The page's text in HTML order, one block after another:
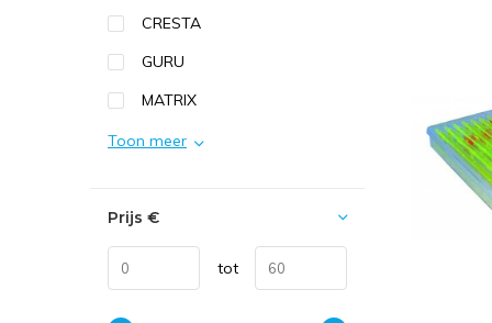
CRESTA
GURU
MATRIX
Toon meer
Prijs €
tot